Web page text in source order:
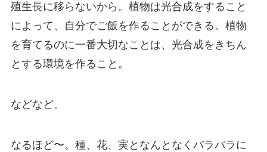
殖生長に移らないから。植物は光合成をすること
によって、自分でご飯を作ることができる。植物
を育てるのに一番大切なことは、光合成をきちん
とする環境を作ること。
などなど。
なるほど〜。種、花、実となんとなくバラバラに